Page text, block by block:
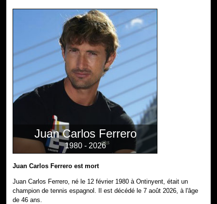
Juan Carlos Ferrero
1980 - 2026
Juan Carlos Ferrero est mort
Juan Carlos Ferrero, né le 12 février 1980 à Ontinyent, était un
champion de tennis espagnol. Il est décédé le 7 août 2026, à l'âge
de 46 ans.